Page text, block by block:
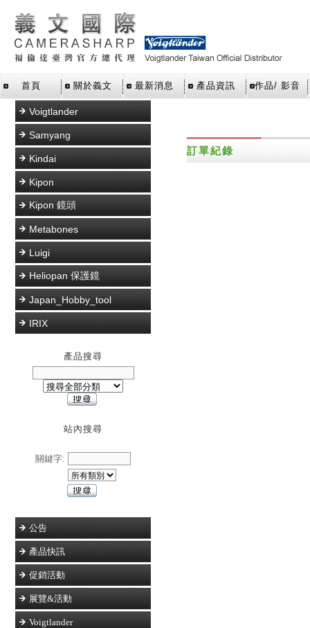
首頁 關於義文 最新消息 產品資訊 作品/ 影音
Voigtlander
Samyang
Kindai
Kipon
Kipon 鏡頭
Metabones
Luigi
Heliopan 保護鏡
Japan_Hobby_tool
IRIX
產品搜尋
站內搜尋
關鍵字:
公告
產品快訊
促銷活動
展覽&活動
Voigtlander
訂單紀錄